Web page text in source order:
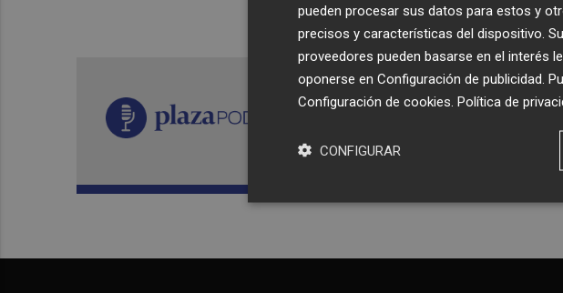
Recibe
Plaza
pueden procesar sus datos para estos y
precisos y características del dispositivo.
proveedores pueden basarse en el interés
oponerse en Configuración de publicidad .
Configuración de cookies Política de
CONFIGURAR